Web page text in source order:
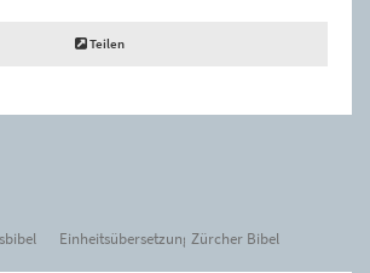
Teilen
Einheitsübersetzung Zürcher Bibel